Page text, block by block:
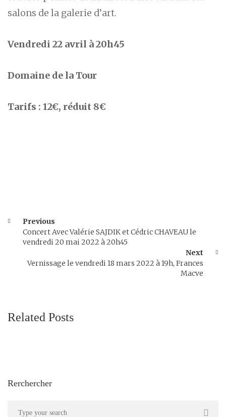
salons de la galerie d’art.
Vendredi 22 avril à 20h45
Domaine de la Tour
Tarifs : 12€, réduit 8€
Previous
Concert Avec Valérie SAJDIK et Cédric CHAVEAU le
vendredi 20 mai 2022 à 20h45
Next
Vernissage le vendredi 18 mars 2022 à 19h, Frances
Macve
Related Posts
Rerchercher